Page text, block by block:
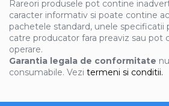
Rareori produsele pot contine
caracter informativ si poate contine
pachetele standard, unele
catre producator fara preaviz sau pot
operare.
Garantia legala de conformitate
consumabile. Vezi termeni si conditii.